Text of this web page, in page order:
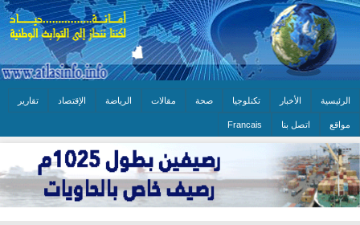
الرئيسية الأخبار تكنلوجيا صحة مقالات الرياضة الإقتصاد تقارير
مواقع اتصل بنا Francais